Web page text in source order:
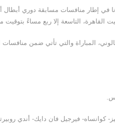
القاهرة، التاسعة إلا ربع مساءً بتوقيت
المباراة والتي تأتي ضمن
كوانساه- فيرجيل فان دايك- أندي